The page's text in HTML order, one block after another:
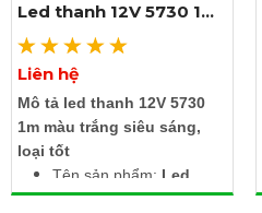
Xem thêm ảnh
Led thanh 12V 5730 1m
màu trắng
Liên hệ
Mô tả led thanh 12V 5730
1m màu trắng siêu sáng,
loại tốt
Tên sản phẩm: Led
thanh 12V 2835 1m